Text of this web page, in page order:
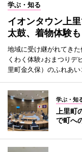
学ぶ・知る
イオンタウン上
太鼓、着物体験も
地域に受け継がれてき
くわく体験♪おまつりデ
里町金久保）のふれあい
学ぶ・知
上里
で町へ